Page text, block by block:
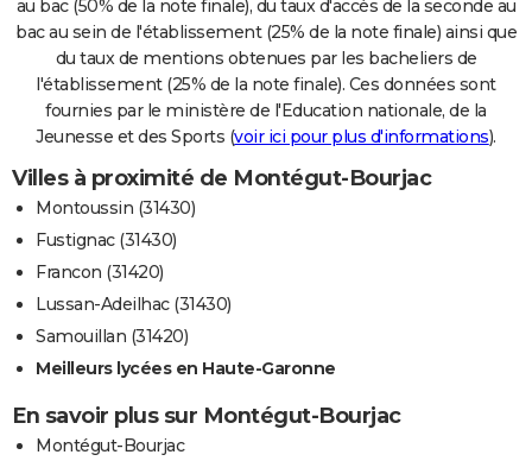
au bac (50% de la note finale), du taux d'accès de la seconde au
bac au sein de l'établissement (25% de la note finale) ainsi que
du taux de mentions obtenues par les bacheliers de
l'établissement (25% de la note finale). Ces données sont
fournies par le ministère de l'Education nationale, de la
Jeunesse et des Sports (voir ici pour plus d'informations).
Villes à proximité de Montégut-Bourjac
Montoussin (31430)
Fustignac (31430)
Francon (31420)
Lussan-Adeilhac (31430)
Samouillan (31420)
Meilleurs lycées en Haute-Garonne
En savoir plus sur Montégut-Bourjac
Montégut-Bourjac